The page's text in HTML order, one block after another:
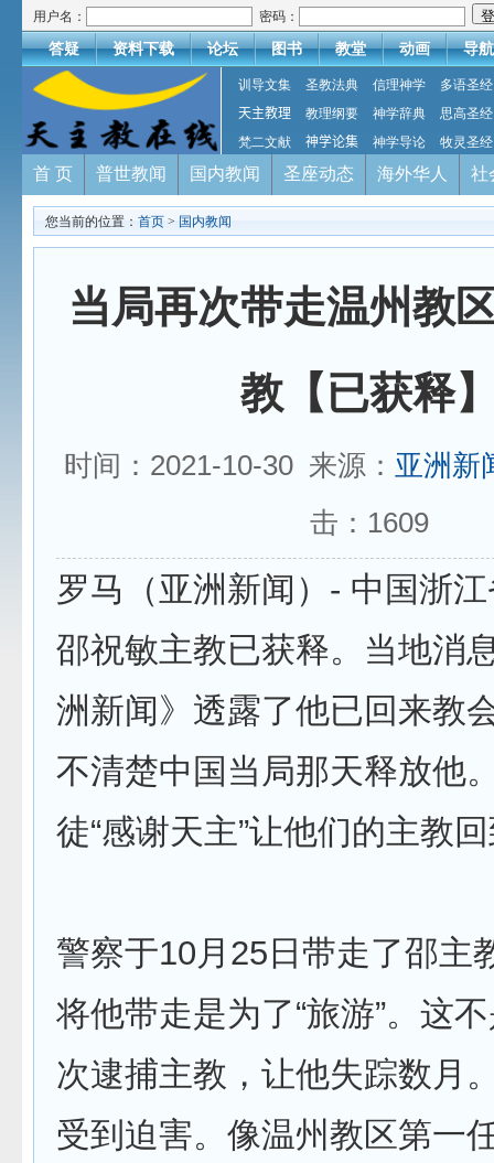
用户名： 密码：
答疑 资料下载 论坛 图书 教堂 动画 导航
训导文集 圣教法典 信理神学
多语圣经
天主教理
教理纲要 神学辞典
思高圣经
梵二文献
神学论集 神学导论 牧灵圣经
首 页 普世教闻 国内教闻 圣座动态 海外华人 社
您当前的位置： 首页 > 国内教闻
当局再次带走温州教
教【已获释
时间：2021-10-30 来源： 亚洲新
击： 1609
罗马（亚洲新闻）- 中国浙
邵祝敏主教已获释。当地消
洲新闻》透露了他已回来教
不清楚中国当局那天释放他
徒“感谢天主”让他们的主教
警察于10月25日带走了邵主
将他带走是为了“旅游”。这
次逮捕主教，让他失踪数月
受到迫害。像温州教区第一